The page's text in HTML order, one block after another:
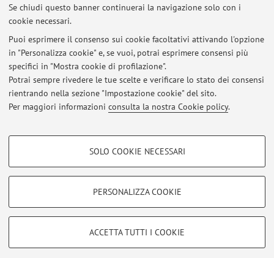
Se chiudi questo banner continuerai la navigazione solo con i
cookie necessari.
Puoi esprimere il consenso sui cookie facoltativi attivando l'opzione
in "Personalizza cookie" e, se vuoi, potrai esprimere consensi più
specifici in "Mostra cookie di profilazione".
Potrai sempre rivedere le tue scelte e verificare lo stato dei consensi
rientrando nella sezione "Impostazione cookie" del sito.
Per maggiori informazioni consulta la nostra Cookie policy.
COOKIE DI PROFILAZIONE - FACOLTATIVI
COOKIE TECNICI - NECESSARI
Si tratta di cookie tecnici utilizzati, a titolo esemplificativo, per il corretto
SOLO COOKIE NECESSARI
PERSONALIZZA COOKIE
ACCETTA TUTTI I COOKIE
Pubblicato il: 09 marzo 2026
Lezione 9 marzo 2026 Storia delle donne nel mondo classico
Pubblicato il: 09 marzo 2026
TARDA ANTICHITà (1): sospensione lezioni 16 e 17 settembre 2025
Pubblicato il: 15 settembre 2025
Area riservata
Accedi tramiteloginper gestire tutti i contenuti del sito.
Zamboni, 33 - 40126 Bologna - Partita IVA: 01131710376